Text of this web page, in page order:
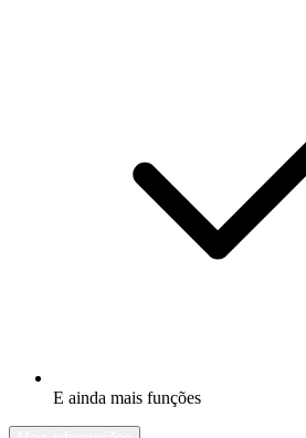
E ainda mais funções